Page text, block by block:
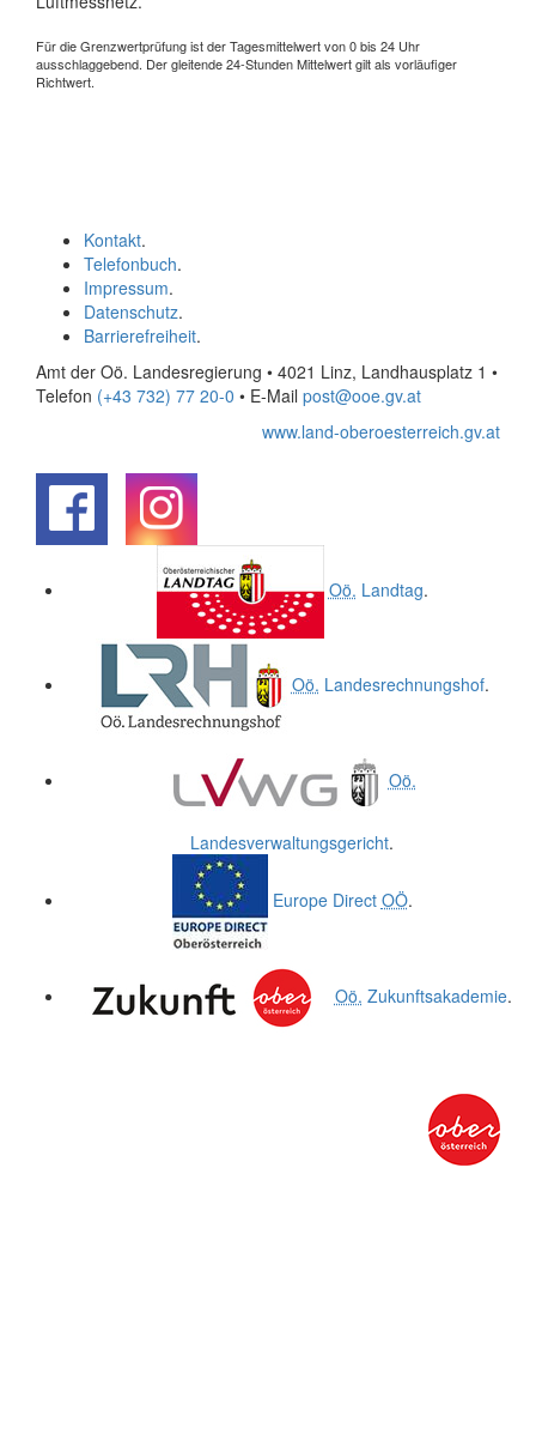
Für die Grenzwertprüfung ist der Tagesmittelwert von 0 bis 24 Uhr
ausschlaggebend. Der gleitende 24-Stunden Mittelwert gilt als vorläufiger
Richtwert.
Kontakt.
Telefonbuch.
Impressum.
Datenschutz.
Barrierefreiheit.
Amt der Oö. Landesregierung • 4021 Linz, Landhausplatz 1 •
Telefon (+43 732) 77 20-0 • E-Mail post@ooe.gv.at
www.land-oberoesterreich.gv.at
Oö. Landtag.
Oö. Landesrechnungshof.
Oö.
Landesverwaltungsgericht.
Europe Direct OÖ.
Oö. Zukunftsakademie.